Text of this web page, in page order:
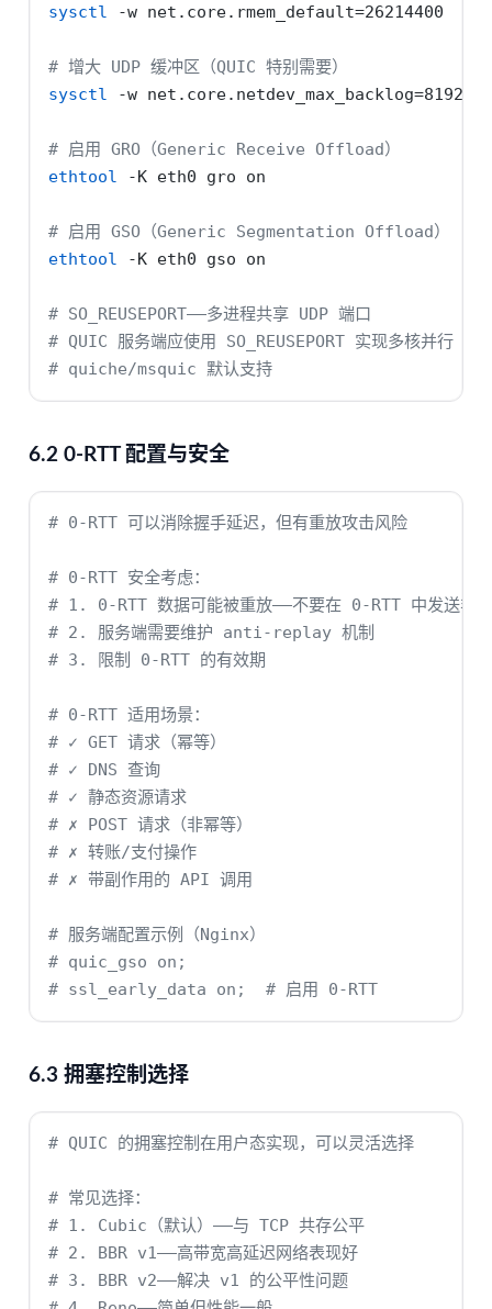
sysctl
-w net.core.rmem_default=26214400
# 增大 UDP 缓冲区（QUIC 特别需要）
sysctl
-w net.core.netdev_max_backlog=8192
# 启用 GRO（Generic Receive Offload）
ethtool
-K eth0 gro on
# 启用 GSO（Generic Segmentation Offload）
ethtool
-K eth0 gso on
# SO_REUSEPORT——多进程共享 UDP 端口
# QUIC 服务端应使用 SO_REUSEPORT 实现多核并行
# quiche/msquic 默认支持
6.2 0-RTT 配置与安全
# 0-RTT 可以消除握手延迟，但有重放攻击风险
# 0-RTT 安全考虑：
# 1. 0-RTT 数据可能被重放——不要在 0-RTT 中发送非
# 2. 服务端需要维护 anti-replay 机制
# 3. 限制 0-RTT 的有效期
# 0-RTT 适用场景：
# ✓ GET 请求（幂等）
# ✓ DNS 查询
# ✓ 静态资源请求
# ✗ POST 请求（非幂等）
# ✗ 转账/支付操作
# ✗ 带副作用的 API 调用
# 服务端配置示例（Nginx）
# quic_gso on;
# ssl_early_data on;  # 启用 0-RTT
6.3 拥塞控制选择
# QUIC 的拥塞控制在用户态实现，可以灵活选择
# 常见选择：
# 1. Cubic（默认）——与 TCP 共存公平
# 2. BBR v1——高带宽高延迟网络表现好
# 3. BBR v2——解决 v1 的公平性问题